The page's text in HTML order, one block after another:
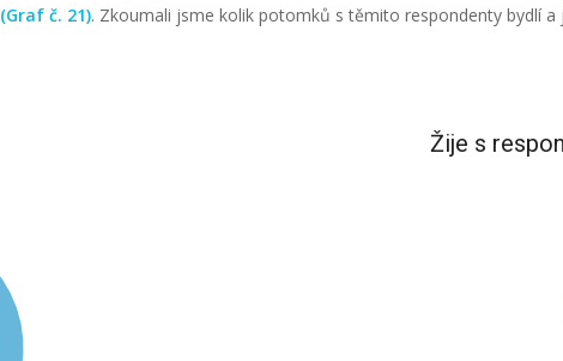
(Graf č. 21). Zkoumali jsme kolik potomků s těmito respondenty bydlí
Žije s